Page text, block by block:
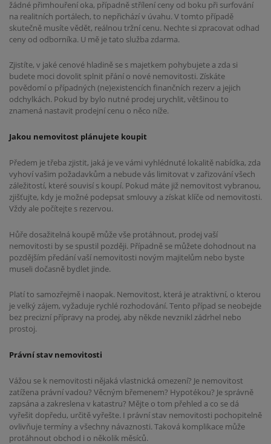
žádné přimhouření oka, případně střílení ceny od boku při surfování
na realitních portálech, to nepřichází v úvahu. V tomto případě
skutečně musíte vědět, reálnou tržní cenu. Nechte si zpracovat odhad
ceny od odborníka. U mě je tato služba zdarma.
Zjistíte, v jaké cenové hladině se s majetkem pohybujete a zda si
budete moci dovolit splnit přání o nové nemovitosti. Získáte
povědomí o případných (ne)existencích finančních rezerv a jejich
odchylkách. Pokud by bylo nutné prodej urychlit, většinou to
znamená nastavit prodejní cenu o něco níže.
Jakou nemovitost plánujete koupit
Předem je třeba zjistit, jaká je ve vámi vyhlédnuté lokalitě nabídka, zda
vyhoví vašim požadavkům a nebude vás limitovat v zařizování všech
záležitostí, které souvisí s koupí. Pokud máte již nemovitost vybranou,
zjišťujte, kdy je možné podepsat smlouvy a získat klíče od nemovitosti.
Vždy ale počítejte s rezervou.
Hůře dosažitelná koupě může vše protáhnout, prodej vaší
nemovitosti by se spustil později. Případně se můžete dohodnout na
pozdějším předání vaší nemovitosti novým majitelům nebo byste
museli dočasně bydlet jinde.
Platí to samozřejmě i naopak. Nemovitost, která je atraktivní, o kterou
je velký zájem, vyžaduje rychlé rozhodování. Tento případ se neobejde
bez precizní přípravy na prodej, aby někde nevznikl zádrhel nebo
prostoj.
Právní stav nemovitosti
Vážou se k nemovitosti nějaká vlastnická omezení? Je nemovitost
zatížena právní vadou? Věcným břemenem? Hypotékou? Je správně
zapsána a zakreslena v katastru? Mějte o tom přehled a co se dá
vyřešit dopředu, určitě vyřešte. I právní stav nemovitosti pochopitelně
ovlivňuje termíny a všechny návaznosti. Taková komplikace může
protáhnout obchod i o několik měsíců.